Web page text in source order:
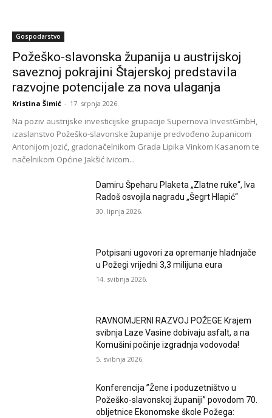
Gospodarstvo
Požeško-slavonska županija u austrijskoj
saveznoj pokrajini Štajerskoj predstavila
razvojne potencijale za nova ulaganja
Kristina Šimić - 17. srpnja 2026.
Na poziv austrijske investicijske grupacije Supernova InvestGmbH,
izaslanstvo Požeško-slavonske županije predvođeno županicom
Antonijom Jozić, gradonačelnikom Grada Lipika Vinkom Kasanom te
načelnikom Općine Jakšić Ivicom...
Damiru Špeharu Plaketa „Zlatne ruke“, Iva
Radoš osvojila nagradu „Šegrt Hlapić“
30. lipnja 2026.
Potpisani ugovori za opremanje hladnjače
u Požegi vrijedni 3,3 milijuna eura
14. svibnja 2026.
RAVNOMJERNI RAZVOJ POŽEGE Krajem
svibnja Laze Vasine dobivaju asfalt, a na
Komušini počinje izgradnja vodovoda!
5. svibnja 2026.
Konferencija ”Žene i poduzetništvo u
Požeško-slavonskoj županiji” povodom 70.
obljetnice Ekonomske škole Požega: